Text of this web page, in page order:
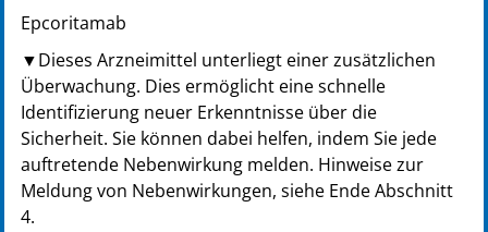
Epcoritamab
▼Dieses Arzneimittel unterliegt einer zusätzlichen
Überwachung. Dies ermöglicht eine schnelle
Identifizierung neuer Erkenntnisse über die
Sicherheit. Sie können dabei helfen, indem Sie jede
auftretende Nebenwirkung melden. Hinweise zur
Meldung von Nebenwirkungen, siehe Ende Abschnitt
4.